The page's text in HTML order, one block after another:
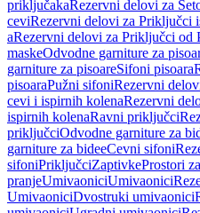
priključakaRezervni delovi za
ceviRezervni delovi za Priključci
aRezervni delovi za Priključci od
maskeOdvodne garniture za
garniture za pisoareSifoni pisoara
pisoaraPužni sifoniRezervni
cevi i ispirnih kolenaRezervni
ispirnih kolenaRavni priključci
priključciOdvodne garniture za
garniture za bideeCevni sifoni
sifoniPriključciZaptivkeProstori za
pranjeUmivaoniciUmivaonici
UmivaoniciDvostruki umivaonici